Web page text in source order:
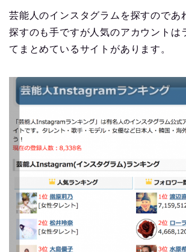
芸能人のインスタグラムを探すのであ
探すのも手ですが人気のアカウントは
てまとめているサイトがあります。